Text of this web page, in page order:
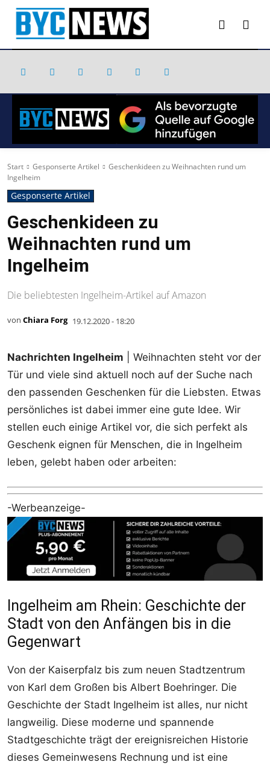
Start Gesponserte Artikel
Geschenkideen zu Weihnachten rund um
Ingelheim
Gesponserte Artikel
Geschenkideen zu
Weihnachten rund um
Ingelheim
Die beliebtesten Ingelheim-Artikel auf Amazon
von Chiara Forg 19.12.2020 - 18:20
Nachrichten Ingelheim | Weihnachten steht vor der
Tür und viele sind aktuell noch auf der Suche nach
den passenden Geschenken für die Liebsten. Etwas
persönliches ist dabei immer eine gute Idee. Wir
stellen euch einige Artikel vor, die sich perfekt als
Geschenk eignen für Menschen, die in Ingelheim
leben, gelebt haben oder arbeiten:
-Werbeanzeige-
Ingelheim am Rhein: Geschichte der
Stadt von den Anfängen bis in die
Gegenwart
Von der Kaiserpfalz bis zum neuen Stadtzentrum
von Karl dem Großen bis Albert Boehringer. Die
Geschichte der Stadt Ingelheim ist alles, nur nicht
langweilig. Diese moderne und spannende
Stadtgeschichte trägt der ereignisreichen Historie
dieses Gemeinwesens Rechnung und ist eine